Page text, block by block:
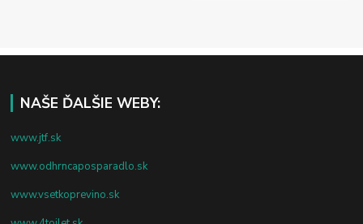
NAŠE ĎALŠIE WEBY:
www.jtf.sk
www.odhrncaposparadlo.sk
www.vsetkoprevino.sk